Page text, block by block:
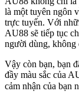
là một tuyên ngôn
trực tuyến. Với
AU88 sẽ tiếp tục
người dùng, không
Vậy còn bạn, bạn
đầy màu sắc của
cảm nhận của bạn